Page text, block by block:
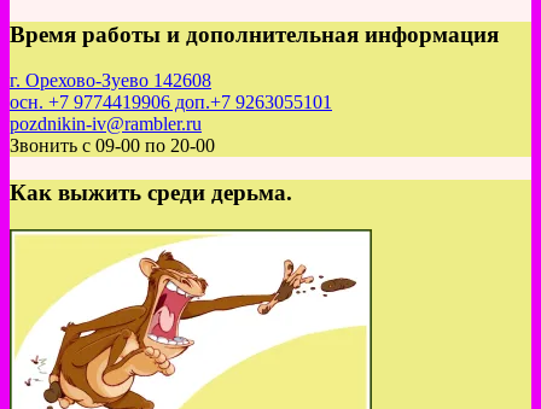
Время работы и дополнительная информация
г. Орехово-Зуево 142608
осн. +7 9774419906 доп.+7 9263055101
pozdnikin-iv@rambler.ru
Звонить с 09-00 по 20-00
Как выжить среди дерьма.